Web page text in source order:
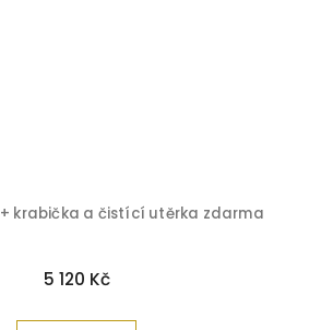
+ krabička a čistící utěrka zdarma
5 120 Kč